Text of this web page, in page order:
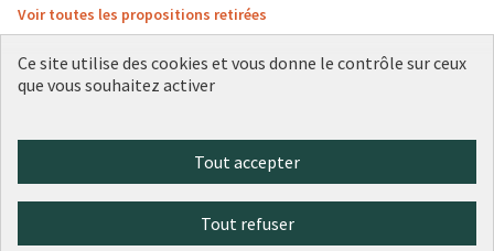
Voir toutes les propositions retirées
(Lien externe)
(Lien externe)
(Lien externe)
(Lien externe)
(Lien externe)
Ce site utilise des cookies et vous donne le contrôle sur ceux
que vous souhaitez activer
Tout accepter
Tout refuser